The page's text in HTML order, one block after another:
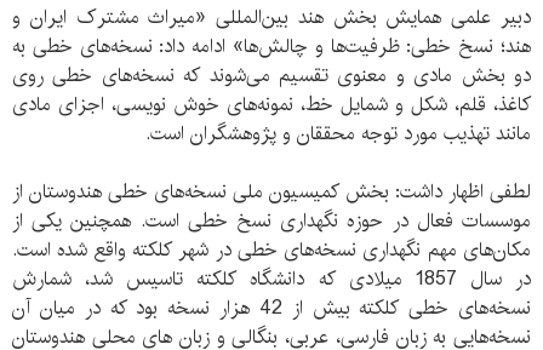
دبیر علمی همایش بخش هند بین‌المللی «میراث مشترک ایران و
هند؛ نسخ خطی: ظرفیت‌ها و چالش‌ها» ادامه داد: نسخه‌های خطی به
دو بخش مادی و معنوی تقسیم می‌شوند که نسخه‌های خطی روی
کاغذ، قلم، شکل و شمایل خط، نمونه‌های خوش نویسی، اجزای مادی
مانند تهذیب مورد توجه محققان و پژوهشگران است.
لطفی اظهار داشت: بخش کمیسیون ملی نسخه‌های خطی هندوستان از
موسسات فعال در حوزه نگهداری نسخ خطی است. همچنین یکی از
مکان‌های مهم نگهداری نسخه‌های خطی در شهر کلکته واقع شده است.
در سال 1857 میلادی که دانشگاه کلکته تاسیس شد، شمارش
نسخه‌های خطی کلکته بیش از 42 هزار نسخه بود که در میان آن
نسخه‌هایی به زبان فارسی، عربی، بنگالی و زبان های محلی هندوستان